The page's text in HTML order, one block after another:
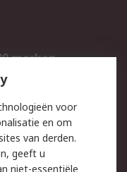
merken
voor
en om
van derden.
geeft u
niet-essentiële